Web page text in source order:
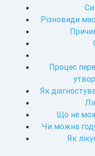
Різновиди
Процес
Як
Що не
Чи можна
Як